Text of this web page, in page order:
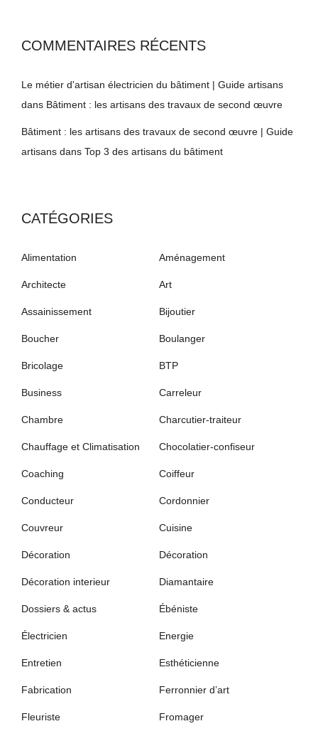
COMMENTAIRES RÉCENTS
Le métier d'artisan électricien du bâtiment | Guide artisans
dans Bâtiment : les artisans des travaux de second œuvre
Bâtiment : les artisans des travaux de second œuvre | Guide
artisans dans Top 3 des artisans du bâtiment
CATÉGORIES
Alimentation Aménagement
Architecte Art
Assainissement Bijoutier
Boucher Boulanger
Bricolage BTP
Business Carreleur
Chambre Charcutier-traiteur
Chauffage et Climatisation Chocolatier-confiseur
Coaching Coiffeur
Conducteur Cordonnier
Couvreur Cuisine
Décoration Décoration
Décoration interieur Diamantaire
Dossiers & actus Ébéniste
Électricien Energie
Entretien Esthéticienne
Fabrication Ferronnier d’art
Fleuriste Fromager